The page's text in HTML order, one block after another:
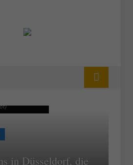
in Düsseldorf, die